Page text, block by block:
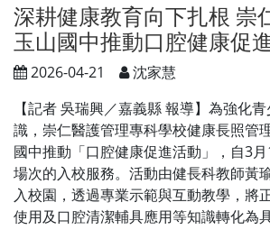
深耕健康教育向下扎根 崇
玉山國中推動口腔健康促
2026-04-21
沈家慧
【記者 吳瑞興／嘉義縣 報導】為強化
識，崇仁醫護管理專科學校健康長照管
國中推動「口腔健康促進活動」，自3
場次的入校服務。活動由健長科教師黃
入校園，透過專業示範與互動教學，將
使用及口腔清潔輔具應用等知識轉化為